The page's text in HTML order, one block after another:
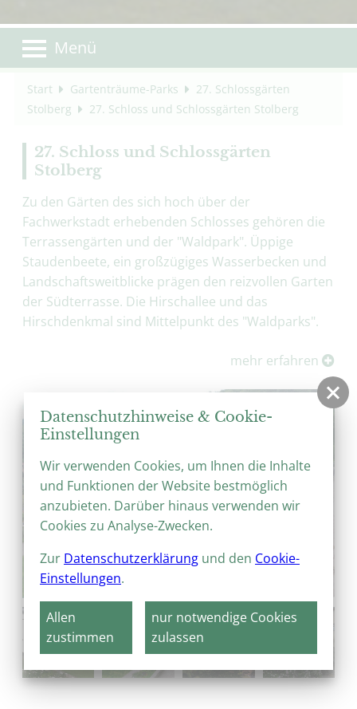
Menü
Start Gartenträume-Parks
27. Schlossgärten
Stolberg
27. Schloss und Schlossgärten Stolberg
27. Schloss und Schlossgärten
Stolberg
Zu den Gärten des sich hoch über der
Fachwerkstadt erhebenden Schlosses gehören die
Terrassengärten und der "Waldpark". Üppige
Staudenbeete, ein großzügiges Wasserbecken und
Landschaftsweitblicke prägen den reizvollen Garten
der Südterrasse. Die Hirschallee und das
Hirschdenkmal sind Mittelpunkt des "Waldparks".
mehr erfahren
Datenschutzhinweise & Cookie-
Einstellungen
Wir verwenden Cookies, um Ihnen die Inhalte
und Funktionen der Website bestmöglich
anzubieten. Darüber hinaus verwenden wir
Cookies zu Analyse-Zwecken.
Zur Datenschutzerklärung und den Cookie-
Einstellungen.
Allen
zustimmen
nur notwendige Cookies
zulassen